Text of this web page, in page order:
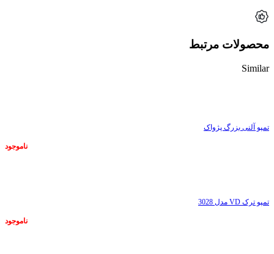
محصولات مرتبط
Similar
تمپو آلنی بزرگ پژواک
ناموجود
تمپو ترک VD مدل 3028
ناموجود